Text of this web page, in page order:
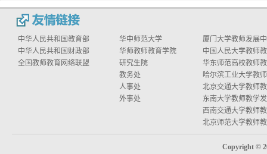
中华人民共和国教育部
中华人民共和国财政部
全国教师教育网络联盟
华中师范大学
华师教师教育学院
研究生院
教务处
人事处
外事处
厦门大学教师发展
中国人民大学教师
华东师范高校教师
哈尔滨工业大学教
北京交通大学教师
东南大学教师教学
西南交通大学教师
北京师范大学教师
Copyright ©